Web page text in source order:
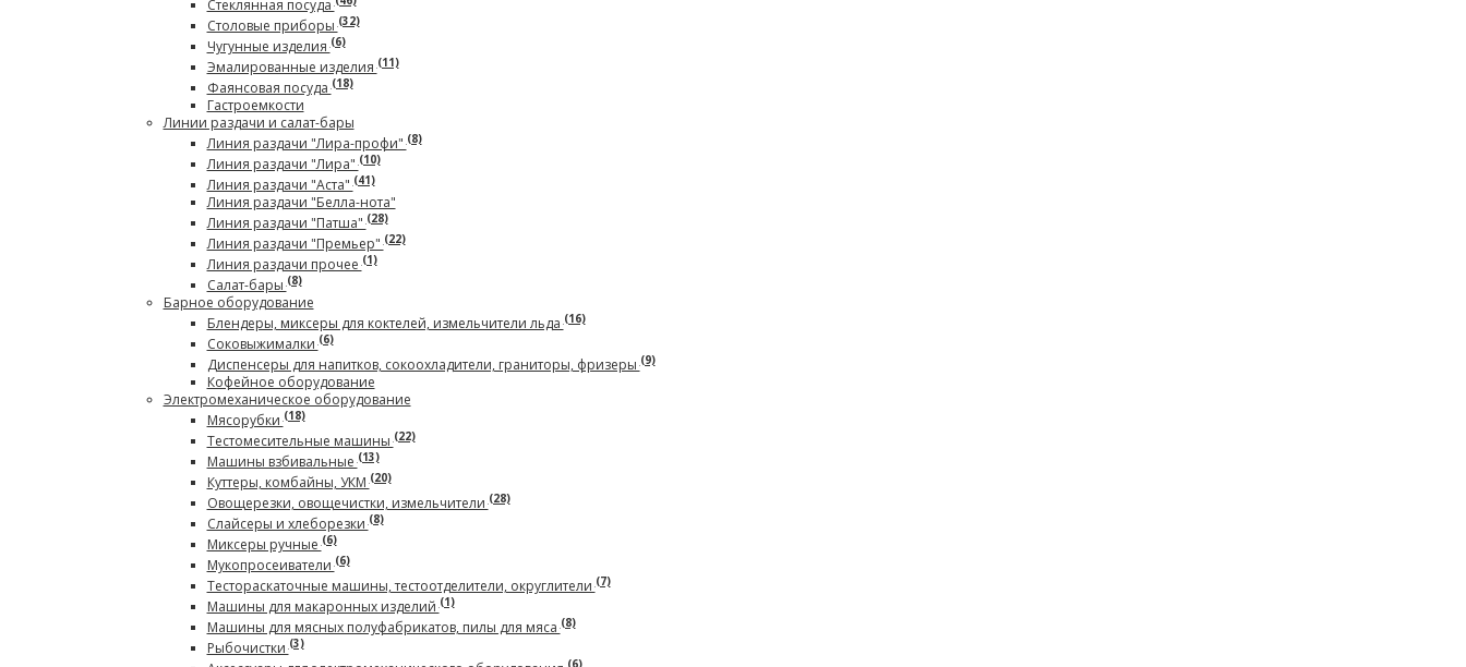
Стеклянная посуда
Столовые приборы(32)
Чугунные изделия(6)
Эмалированные изделия(11)
Фаянсовая посуда(18)
Гастроемкости
Линии раздачи и салат-бары
Линия раздачи "Лира-профи"(8)
Линия раздачи "Лира"(10)
Линия раздачи "Аста"(41)
Линия раздачи "Белла-нота"
Линия раздачи "Патша"(28)
Линия раздачи "Премьер"(22)
Линия раздачи прочее(1)
Салат-бары(8)
Барное оборудование
Блендеры, миксеры для коктелей, измельчители льда(16)
Соковыжималки(6)
Диспенсеры для напитков, сокоохладители, граниторы, фризеры(9)
Кофейное оборудование
Электромеханическое оборудование
Мясорубки(18)
Тестомесительные машины(22)
Машины взбивальные(13)
Куттеры, комбайны, УКМ(20)
Овощерезки, овощечистки, измельчители(28)
Слайсеры и хлеборезки(8)
Миксеры ручные(6)
Мукопросеиватели(6)
Тестораскаточные машины, тестоотделители, округлители(7)
Машины для макаронных изделий(1)
Машины для мясных полуфабрикатов, пилы для мяса(8)
Рыбочистки(3)
(6)